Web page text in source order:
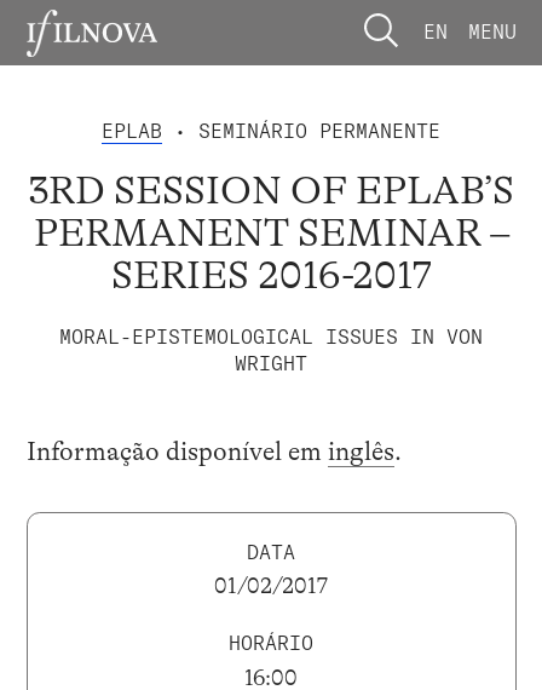
EN MENU
EPLAB • SEMINÁRIO PERMANENTE
3RD SESSION OF EPLAB’S
PERMANENT SEMINAR –
SERIES 2016-2017
MORAL-EPISTEMOLOGICAL ISSUES IN VON
WRIGHT
Informação disponível em inglês.
DATA
01/02/2017
HORÁRIO
16:00